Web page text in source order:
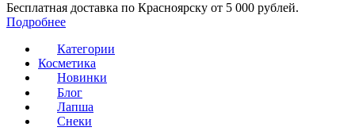
Бесплатная доставка по Красноярску от 5 000 рублей.
Подробнее
Категории
Косметика
Новинки
Блог
Лапша
Снеки